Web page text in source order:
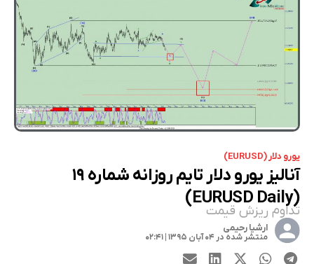
یورو دلار (EURUSD)
آنالیز یورو دلار تایم روزانه شماره ۱۹
(EURUSD Daily)
تداوم ریزش قیمت
ارشیا رحیمی
منتشر شده در ۰۴ آبان ۱۳۹۵ | ۰۲:۴۱